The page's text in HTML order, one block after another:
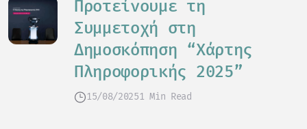
Προτείνουμε τη
Συμμετοχή στη
Δημοσκόπηση “Χάρτης
Πληροφορικής 2025”
15/08/20251 Min Read